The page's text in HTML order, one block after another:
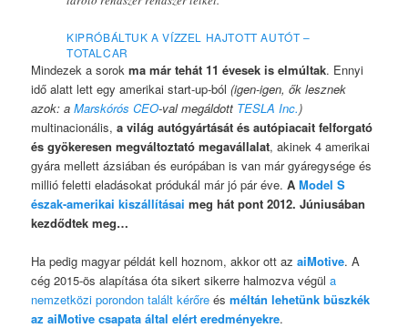
KIPRÓBÁLTUK A VÍZZEL HAJTOTT AUTÓT –
TOTALCAR
Mindezek a sorokma már tehát 11 évesek is elmúltak. Ennyi
idő alatt lett egy amerikai start-up-ból(igen-igen, ők lesznek
azok: aMarskórós CEO-val megáldott TESLA Inc.)
multinacionális,a világ autógyártását és autópiacait felforgató
és gyökeresen megváltoztató megavállalat, akinek 4 amerikai
gyára mellett ázsiában és európában is van már gyáregysége és
millió feletti eladásokat pródukál már jó pár éve.AModel S
észak-amerikai kiszállításai meg hát pont 2012. Júniusában
kezdődtek meg…
Ha pedig magyar példát kell hoznom, akkor ott azaiMotive. A
cég 2015-ös alapítása óta sikert sikerre halmozva végüla
nemzetközi porondon talált kérőre ésméltán lehetünk büszkék
az aiMotive csapata által elért eredményekre.